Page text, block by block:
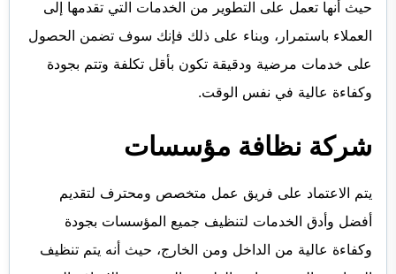
حيث أنها تعمل على التطوير من الخدمات التي تقدمها إلى
العملاء باستمرار، وبناء على ذلك فإنك سوف تضمن الحصول
على خدمات مرضية ودقيقة تكون بأقل تكلفة وتتم بجودة
وكفاءة عالية في نفس الوقت.
شركة نظافة مؤسسات
يتم الاعتماد على فريق عمل متخصص ومحترف لتقديم
أفضل وأدق الخدمات لتنظيف جميع المؤسسات بجودة
وكفاءة عالية من الداخل ومن الخارج، حيث أنه يتم تنظيف